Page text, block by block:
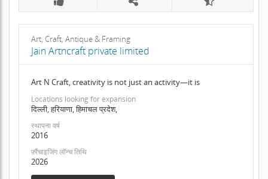
Art, Craft, Antique & Framing
Jain Artncraft private limited
Art N Craft, creativity is not just an activity—it is
Locations looking for expansion
दिल्ली, हरियाणा, हिमाचल प्रदेश,
स्थापना वर्ष
2016
फ़्रैंचाइजिंग लॉन्च तिथि
2026